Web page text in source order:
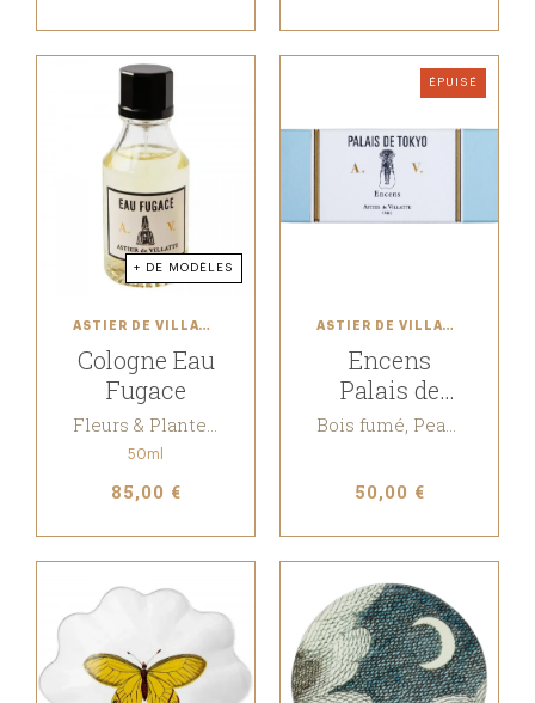
+ DE MODÈLES
ASTIER DE VILLATTE
Cologne Eau
Fugace
Fleurs & Plantes aromatiques
50ml
85,00 €
ÉPUISÉ
ASTIER DE VILLATTE
Encens
Palais de
Tokyo
Bois fumé, Peau chaude
50,00 €